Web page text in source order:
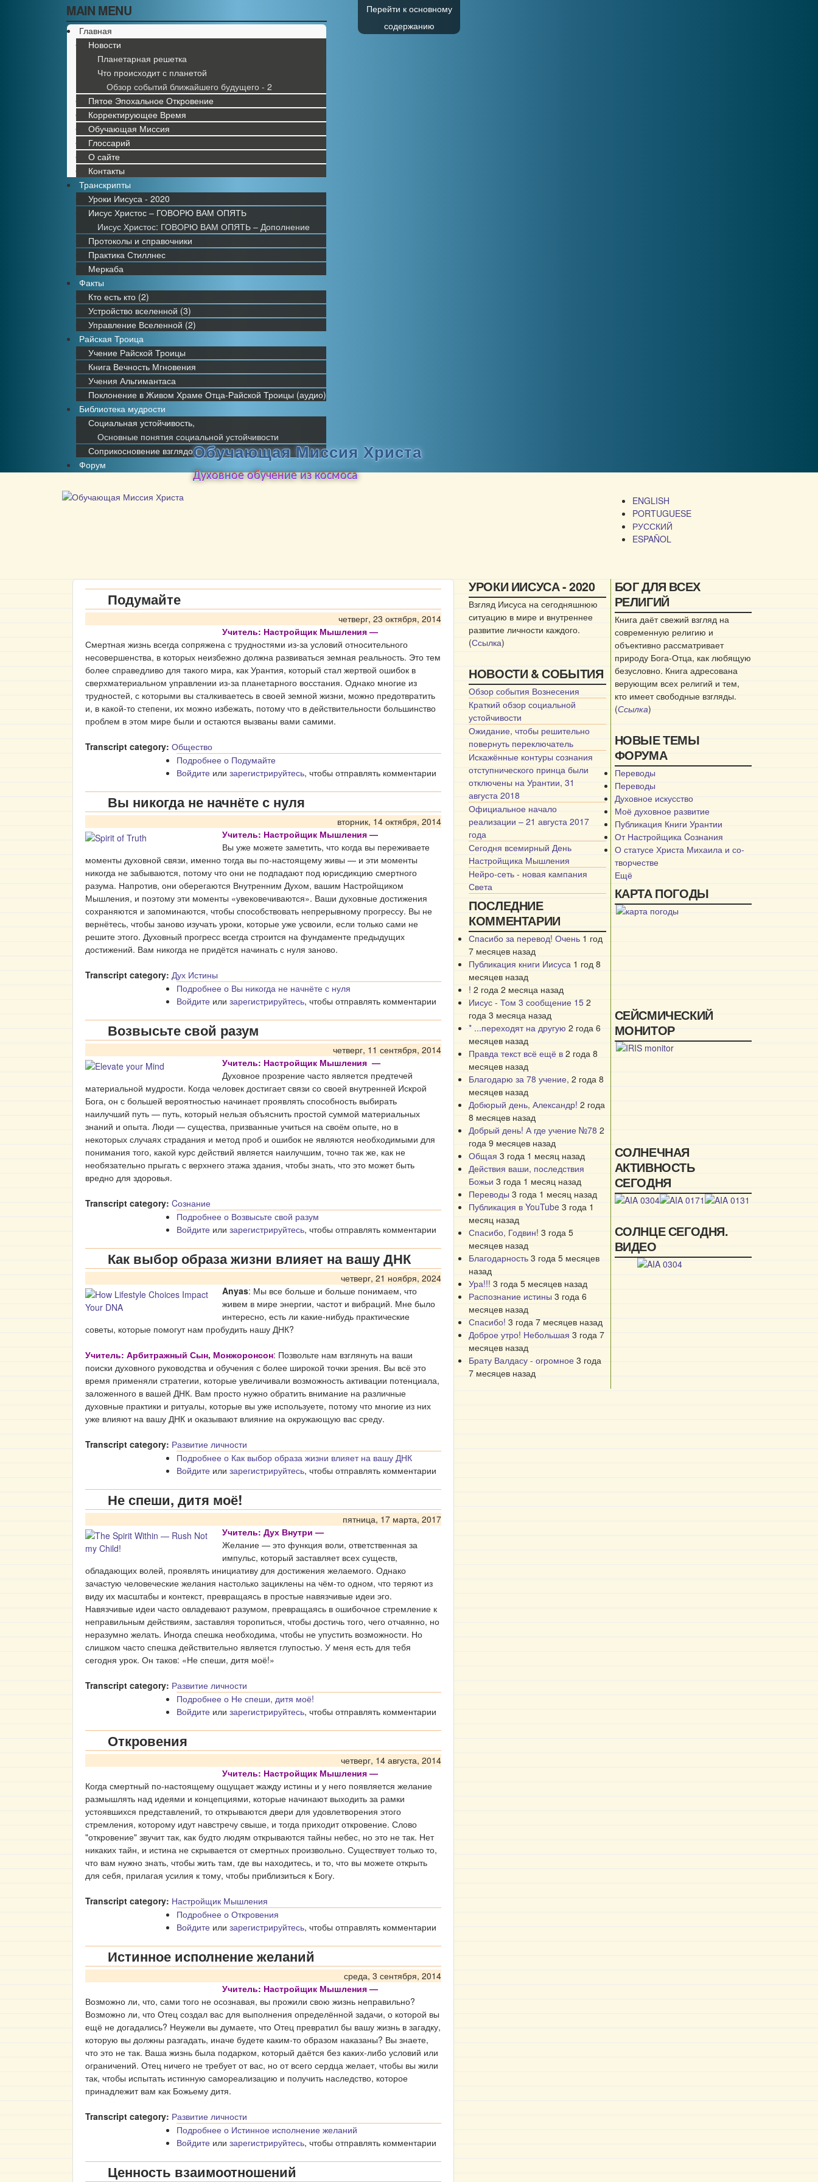
Перейти к основному
содержанию
MAIN MENU
Главная
Новости
Планетарная решетка
Что происходит с планетой
Обзор событий ближайшего будущего - 2
Пятое Эпохальное Откровение
Корректирующее Время
Обучающая Миссия
Глоссарий
О сайте
Контакты
Транскрипты
Уроки Иисуса - 2020
Иисус Христос – ГОВОРЮ ВАМ ОПЯТЬ
Иисус Христос: ГОВОРЮ ВАМ ОПЯТЬ – Дополнение
Протоколы и справочники
Практика Стиллнес
Меркаба
Факты
Кто есть кто (2)
Устройство вселенной (3)
Управление Вселенной (2)
Райская Троица
Учение Райской Троицы
Книга Вечность Мгновения
Учения Альгимантаса
Поклонение в Живом Храме Отца-Райской Троицы (аудио)
Библиотека мудрости
Социальная устойчивость,
Основные понятия социальной устойчивости
Соприкосновение взглядов
Форум
Обучающая Миссия Христа
Духовное обучение из космоса
ENGLISH
PORTUGUESE
РУССКИЙ
ESPAÑOL
Подумайте
четверг, 23 октября, 2014
Учитель: Настройщик Мышления —
Смертная жизнь всегда сопряжена с трудностями из-за условий относительного
несовершенства, в которых неизбежно должна развиваться земная реальность. Это тем
более справедливо для такого мира, как Урантия, который стал жертвой ошибок в
сверхматериальном управлении из-за планетарного восстания. Однако многие из
трудностей, с которыми вы сталкиваетесь в своей земной жизни, можно предотвратить
и, в какой-то степени, их можно избежать, потому что в действительности большинство
проблем в этом мире были и остаются вызваны вами самими.
Transcript category: Общество
Подробнее о Подумайте
Войдите илизарегистрируйтесь, чтобы отправлять комментарии
Вы никогда не начнёте с нуля
вторник, 14 октября, 2014
Учитель: Настройщик Мышления —
Вы уже можете заметить, что когда вы переживаете
моменты духовной связи, именно тогда вы по-настоящему живы — и эти моменты
никогда не забываются, потому что они не подпадают под юрисдикцию смертного
разума. Напротив, они оберегаются Внутренним Духом, вашим Настройщиком
Мышления, и поэтому эти моменты «увековечиваются». Ваши духовные достижения
сохраняются и запоминаются, чтобы способствовать непрерывному прогрессу. Вы не
вернётесь, чтобы заново изучать уроки, которые уже усвоили, если только сами не
решите этого. Духовный прогресс всегда строится на фундаменте предыдущих
достижений. Вам никогда не придётся начинать с нуля заново.
Transcript category: Дух Истины
Подробнее о Вы никогда не начнёте с нуля
Войдите илизарегистрируйтесь, чтобы отправлять комментарии
Возвысьте свой разум
четверг, 11 сентября, 2014
Учитель: Настройщик Мышления —
Духовное прозрение часто является предтечей
материальной мудрости. Когда человек достигает связи со своей внутренней Искрой
Бога, он с большей вероятностью начинает проявлять способность выбирать
наилучший путь — путь, который нельзя объяснить простой суммой материальных
знаний и опыта. Люди — существа, призванные учиться на своём опыте, но в
некоторых случаях страдания и метод проб и ошибок не являются необходимыми для
понимания того, какой курс действий является наилучшим, точно так же, как не
необязательно прыгать с верхнего этажа здания, чтобы знать, что это может быть
вредно для здоровья.
Transcript category: Cознание
Подробнее о Возвысьте свой разум
Войдите илизарегистрируйтесь, чтобы отправлять комментарии
Как выбор образа жизни влияет на вашу ДНК
четверг, 21 ноября, 2024
Anyas: Мы все больше и больше понимаем, что
живем в мире энергии, частот и вибраций. Мне было
интересно, есть ли какие-нибудь практические
советы, которые помогут нам пробудить нашу ДНК?
Учитель: Арбитражный Сын, Монжоронсон: Позвольте нам взглянуть на ваши
поиски духовного руководства и обучения с более широкой точки зрения. Вы всё это
время применяли стратегии, которые увеличивали возможность активации потенциала,
заложенного в вашей ДНК. Вам просто нужно обратить внимание на различные
духовные практики и ритуалы, которые вы уже используете, потому что многие из них
уже влияют на вашу ДНК и оказывают влияние на окружающую вас среду.
Transcript category: Развитие личности
Подробнее о Как выбор образа жизни влияет на вашу ДНК
Войдите илизарегистрируйтесь, чтобы отправлять комментарии
Не спеши, дитя моё!
пятница, 17 марта, 2017
Учитель: Дух Внутри —
Желание — это функция воли, ответственная за
импульс, который заставляет всех существ,
обладающих волей, проявлять инициативу для достижения желаемого. Однако
зачастую человеческие желания настолько зациклены на чём-то одном, что теряют из
виду их масштабы и контекст, превращаясь в простые навязчивые идеи эго.
Навязчивые идеи часто овладевают разумом, превращаясь в ошибочное стремление к
неправильным действиям, заставляя торопиться, чтобы достичь того, чего отчаянно, но
неразумно желать. Иногда спешка необходима, чтобы не упустить возможности. Но
слишком часто спешка действительно является глупостью. У меня есть для тебя
сегодня урок. Он таков: «Не спеши, дитя моё!»
Transcript category: Развитие личности
Подробнее о Не спеши, дитя моё!
Войдите илизарегистрируйтесь, чтобы отправлять комментарии
Откровения
четверг, 14 августа, 2014
Учитель: Настройщик Мышления —
Когда смертный по-настоящему ощущает жажду истины и у него появляется желание
размышлять над идеями и концепциями, которые начинают выходить за рамки
устоявшихся представлений, то открываются двери для удовлетворения этого
стремления, которому идут навстречу свыше, и тогда приходит откровение. Слово
"откровение" звучит так, как будто людям открываются тайны небес, но это не так. Нет
никаких тайн, и истина не скрывается от смертных произвольно. Существует только то,
что вам нужно знать, чтобы жить там, где вы находитесь, и то, что вы можете открыть
для себя, прилагая усилия к тому, чтобы приблизиться к Богу.
Transcript category: Настройщик Мышления
Подробнее о Откровения
Войдите илизарегистрируйтесь, чтобы отправлять комментарии
Истинное исполнение желаний
среда, 3 сентября, 2014
Учитель: Настройщик Мышления —
Возможно ли, что, сами того не осознавая, вы прожили свою жизнь неправильно?
Возможно ли, что Отец создал вас для выполнения определённой задачи, о которой вы
ещё не догадались? Неужели вы думаете, что Отец превратил бы вашу жизнь в загадку,
которую вы должны разгадать, иначе будете каким-то образом наказаны? Вы знаете,
что это не так. Ваша жизнь была подарком, который даётся без каких-либо условий или
ограничений. Отец ничего не требует от вас, но от всего сердца желает, чтобы вы жили
так, чтобы испытать истинную самореализацию и получить наследство, которое
принадлежит вам как Божьему дитя.
Transcript category: Развитие личности
Подробнее о Истинное исполнение желаний
Войдите илизарегистрируйтесь, чтобы отправлять комментарии
Ценность взаимоотношений
УРОКИ ИИСУСА - 2020
Взгляд Иисуса на сегодняшнюю
ситуацию в мире и внутреннее
развитие личности каждого.
(Ссылка)
НОВОСТИ & СОБЫТИЯ
Обзор события Вознесения
Краткий обзор социальной
устойчивости
Ожидание, чтобы решительно
повернуть переключатель
Искажённые контуры сознания
отступнического принца были
отключены на Урантии, 31
августа 2018
Официальное начало
реализации – 21 августа 2017
года
Сегодня всемирный День
Настройщика Мышления
Нейро-сеть - новая кампания
Света
ПОСЛЕДНИЕ
КОММЕНТАРИИ
Спасибо за перевод! Очень 1 год
7 месяцев назад
Публикация книги Иисуса 1 год 8
месяцев назад
! 2 года 2 месяца назад
Иисус - Том 3 сообщение 15 2
года 3 месяца назад
* ...переходят на другую 2 года 6
месяцев назад
Правда текст всё ещё в 2 года 8
месяцев назад
Благодарю за 78 учение, 2 года 8
месяцев назад
Добюрый день, Александр! 2 года
8 месяцев назад
Добрый день! А где учение №78 2
года 9 месяцев назад
Общая 3 года 1 месяц назад
Действия ваши, последствия
Божьи 3 года 1 месяц назад
Переводы 3 года 1 месяц назад
Публикация в YouTube 3 года 1
месяц назад
Спасибо, Годвин! 3 года 5
месяцев назад
Благодарность 3 года 5 месяцев
назад
Ура!!! 3 года 5 месяцев назад
Распознание истины 3 года 6
месяцев назад
Спасибо! 3 года 7 месяцев назад
Доброе утро! Небольшая 3 года 7
месяцев назад
Брату Валдасу - огромное 3 года
7 месяцев назад
БОГ ДЛЯ ВСЕХ
РЕЛИГИЙ
Книга даёт свежий взгляд на
современную религию и
объективно рассматривает
природу Бога-Отца, как любящую
безусловно. Книга адресована
верующим всех религий и тем,
кто имеет свободные взгляды.
(Ссылка)
НОВЫЕ ТЕМЫ
ФОРУМА
Переводы
Переводы
Духовное искусство
Моё духовное развитие
Публикация Книги Урантии
От Настройщика Cознания
О статусе Христа Михаила и со-
творчестве
Ещё
КАРТА ПОГОДЫ
СЕЙСМИЧЕСКИЙ
МОНИТОР
СОЛНЕЧНАЯ
АКТИВНОСТЬ
СЕГОДНЯ
СОЛНЦЕ СЕГОДНЯ.
ВИДЕО